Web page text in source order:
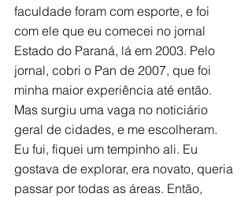
faculdade foram com esporte, e foi
com ele que eu comecei no jornal
Estado do Paraná, lá em 2003. Pelo
jornal, cobri o Pan de 2007, que foi
minha maior experiência até então.
Mas surgiu uma vaga no noticiário
geral de cidades, e me escolheram.
Eu fui, fiquei um tempinho ali. Eu
gostava de explorar, era novato, queria
passar por todas as áreas. Então,